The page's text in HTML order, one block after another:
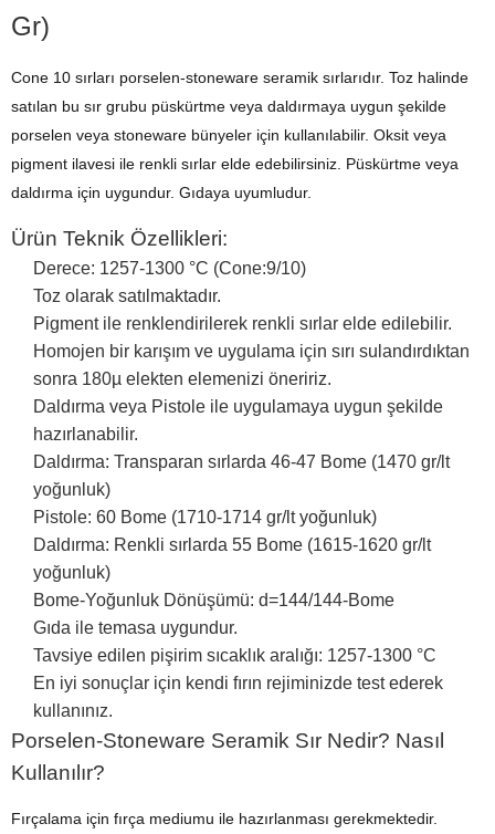
Gr)
Cone 10 sırları porselen-stoneware seramik sırlarıdır. Toz halinde
satılan bu sır grubu püskürtme veya daldırmaya uygun şekilde
porselen veya stoneware bünyeler için kullanılabilir. Oksit veya
pigment ilavesi ile renkli sırlar elde edebilirsiniz. Püskürtme veya
daldırma için uygundur. Gıdaya uyumludur.
Ürün Teknik Özellikleri:
Derece: 1257-1300 °C (Cone:9/10)
Toz olarak satılmaktadır.
Pigment ile renklendirilerek renkli sırlar elde edilebilir.
Homojen bir karışım ve uygulama için sırı sulandırdıktan
sonra 180µ elekten elemenizi öneririz.
Daldırma veya Pistole ile uygulamaya uygun şekilde
hazırlanabilir.
Daldırma: Transparan sırlarda 46-47 Bome (1470 gr/lt
yoğunluk)
Pistole: 60 Bome (1710-1714 gr/lt yoğunluk)
Daldırma: Renkli sırlarda 55 Bome (1615-1620 gr/lt
yoğunluk)
Bome-Yoğunluk Dönüşümü: d=144/144-Bome
Gıda ile temasa uygundur.
Tavsiye edilen pişirim sıcaklık aralığı: 1257-1300 °C
En iyi sonuçlar için kendi fırın rejiminizde test ederek
kullanınız.
Porselen-Stoneware Seramik Sır Nedir? Nasıl
Kullanılır?
Fırçalama için fırça mediumu ile hazırlanması gerekmektedir.